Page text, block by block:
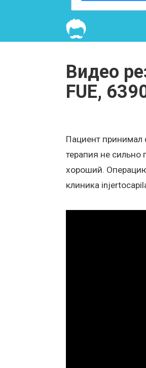
Видео
FUE,
Пациент принимал
терапия не сильно
хороший.
клиника